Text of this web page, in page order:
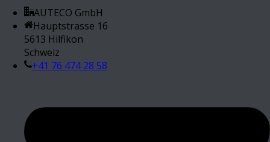
AUTECO GmbH
Hauptstrasse 16
5613 Hilfikon
Schweiz
+41 76 474 28 58